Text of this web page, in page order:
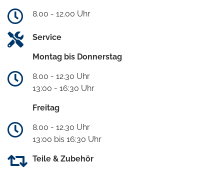
8.00 - 12.00 Uhr
Service
Montag bis Donnerstag
8.00 - 12.30 Uhr
13:00 - 16:30 Uhr
Freitag
8.00 - 12.30 Uhr
13:00 bis 16:30 Uhr
Teile & Zubehör